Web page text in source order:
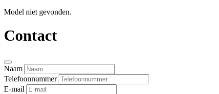
Model niet gevonden.
Contact
Naam
Telefoonnummer
E-mail